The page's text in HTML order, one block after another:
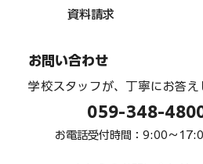
インターアクト部 「
清掃 ６月
資料請求
お問い合わせ
学校スタッフが、丁寧にお答え
059-348-
お電話受付時間：9:00〜